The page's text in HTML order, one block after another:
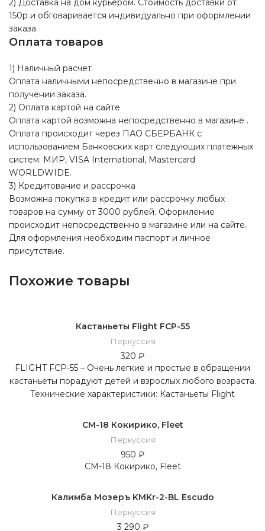
2) Доставка на дом курьером. Стоимость доставки от
150р и обговаривается индивидуально при оформлении
заказа.
Оплата товаров
1) Наличный расчет
Оплата наличными непосредственно в магазине при
получении заказа.
2) Оплата картой на сайте
Оплата картой возможна непосредственно в магазине .
Оплата происходит через ПАО СБЕРБАНК с
использованием Банковских карт следующих платежных
систем: МИР, VISA International, Mastercard
WORLDWIDE.
3) Кредитование и рассрочка
Возможна покупка в кредит или рассрочку любых
товаров на сумму от 3000 рублей. Оформление
происходит непосредственно в магазине или на сайте.
Для оформления необходим паспорт и личное
присутствие.
Похожие товары
Кастаньеты Flight FCP-55
Перкуссия
320 ₽
FLIGHT FCP-55 – Очень легкие и простые в обращении
кастаньеты порадуют детей и взрослых любого возраста.
Технические характеристики: Кастаньеты Flight
CM-18 Кокирико, Fleet
Перкуссия
950 ₽
CM-18 Кокирико, Fleet
Калимба Мозеръ KMKr-2-BL Escudo
Перкуссия
3 290 ₽